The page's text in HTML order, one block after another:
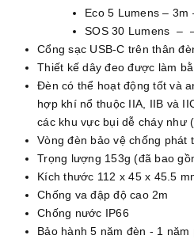
Eco 5 Lumens – 3m
SOS 30 Lumens –
Cổng sạc USB-C trên thân
Thiết kế dây đeo được làm
Đèn có thể hoạt động tốt và
hợp khí nổ thuộc IIA, IIB và
các khu vực bụi dễ cháy như
Vòng đèn bảo vệ chống phát
Trọng lượng 153g (đã bao
Kích thước 112 x 45 x 45.5
Chống va đập độ cao 2m
Chống nước IP66
Bảo hành 5 năm đèn - 1 năm